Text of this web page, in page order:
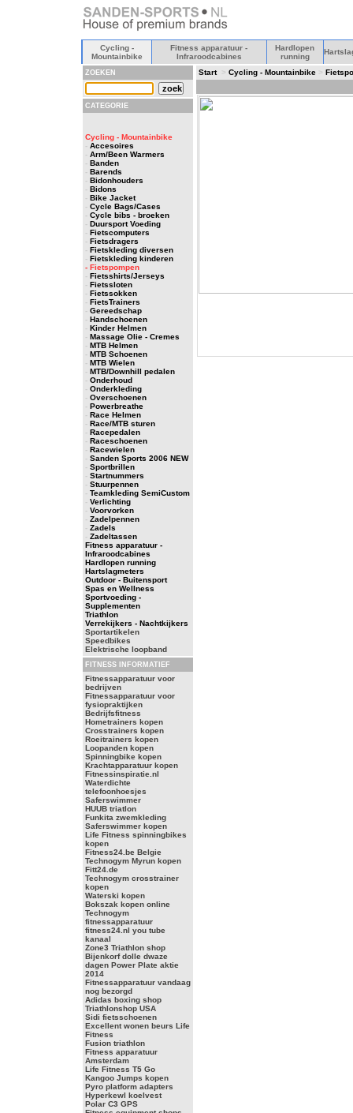
Cycling -
Mountainbike
Fitness apparatuur -
Infraroodcabines
Hardlopen
running
ZOEKEN
CATEGORIE
Cycling - Mountainbike
- Accesoires
- Arm/Been Warmers
- Banden
- Barends
- Bidonhouders
- Bidons
- Bike Jacket
- Cycle Bags/Cases
- Cycle bibs - broeken
- Duursport Voeding
- Fietscomputers
- Fietsdragers
- Fietskleding diversen
- Fietskleding kinderen
- Fietspompen
- Fietsshirts/Jerseys
- Fietssloten
- Fietssokken
- FietsTrainers
- Gereedschap
- Handschoenen
- Kinder Helmen
- Massage Olie - Cremes
- MTB Helmen
- MTB Schoenen
- MTB Wielen
- MTB/Downhill pedalen
- Onderhoud
- Onderkleding
- Overschoenen
- Powerbreathe
- Race Helmen
- Race/MTB sturen
- Racepedalen
- Raceschoenen
- Racewielen
- Sanden Sports 2006 NEW
- Sportbrillen
- Startnummers
- Stuurpennen
- Teamkleding SemiCustom
- Verlichting
- Voorvorken
- Zadelpennen
- Zadels
- Zadeltassen
Fitness apparatuur -
Infraroodcabines
Hardlopen running
Hartslagmeters
Outdoor - Buitensport
Spas en Wellness
Sportvoeding -
Supplementen
Triathlon
Verrekijkers - Nachtkijkers
Sportartikelen
Speedbikes
Elektrische loopband
FITNESS INFORMATIEF
Fitnessapparatuur voor
bedrijven
Fitnessapparatuur voor
fysiopraktijken
Bedrijfsfitness
Hometrainers kopen
Crosstrainers kopen
Roeitrainers kopen
Loopanden kopen
Spinningbike kopen
Krachtapparatuur kopen
Fitnessinspiratie.nl
Waterdichte
telefoonhoesjes
Saferswimmer
HUUB triatlon
Funkita zwemkleding
Saferswimmer kopen
Life Fitness spinningbikes
kopen
Fitness24.be Belgie
Technogym Myrun kopen
Fitt24.de
Technogym crosstrainer
kopen
Waterski kopen
Bokszak kopen online
Technogym
fitnessapparatuur
fitness24.nl you tube
kanaal
Zone3 Triathlon shop
Bijenkorf dolle dwaze
dagen Power Plate aktie
2014
Fitnessapparatuur vandaag
nog bezorgd
Adidas boxing shop
Triathlonshop USA
Sidi fietsschoenen
Excellent wonen beurs Life
Fitness
Fusion triathlon
Fitness apparatuur
Amsterdam
Life Fitness T5 Go
Kangoo Jumps kopen
Pyro platform adapters
Hyperkewl koelvest
Polar C3 GPS
Start> Cycling - Mountainbike >